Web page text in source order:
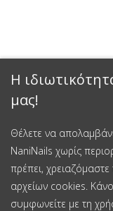
Η
μας!
Θέλετε να
NaniNails χωρίς
πρέπει,
αρχείων cookies.
συμφωνείτε με τη